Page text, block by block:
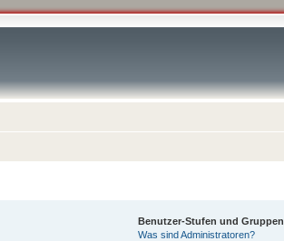
Benutzer-Stufen und Gruppen
Was sind Administratoren?